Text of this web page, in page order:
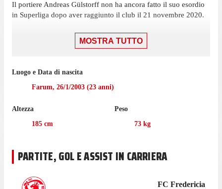
Il portiere Andreas Gülstorff non ha ancora fatto il suo esordio
in Superliga dopo aver raggiunto il club il 21 novembre 2020.
MOSTRA TUTTO
Luogo e Data di nascita
Farum, 26/1/2003 (23 anni)
Altezza
185 cm
Peso
73 kg
PARTITE, GOL E ASSIST IN CARRIERA
FC Fredericia